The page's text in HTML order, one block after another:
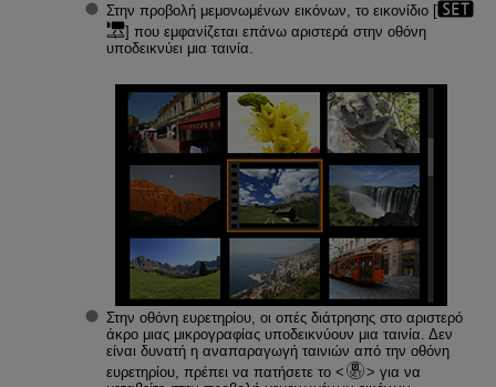
Στην προβολή μεμονωμένων εικόνων, το εικονίδιο [
] που εμφανίζεται επάνω αριστερά στην οθόνη
υποδεικνύει μια ταινία.
Στην οθόνη ευρετηρίου, οι οπές διάτρησης στο αριστερό
άκρο μιας μικρογραφίας υποδεικνύουν μια ταινία. Δεν
είναι δυνατή η αναπαραγωγή ταινιών από την οθόνη
ευρετηρίου, πρέπει να πατήσετε το
για να